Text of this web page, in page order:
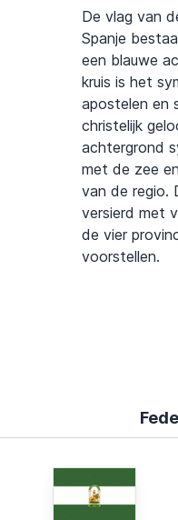
De vlag van
Spanje
een blauwe
kruis is het
apostelen en
christelijk
achtergrond
met de zee
van de regio.
versierd met
de vier
voorstellen.